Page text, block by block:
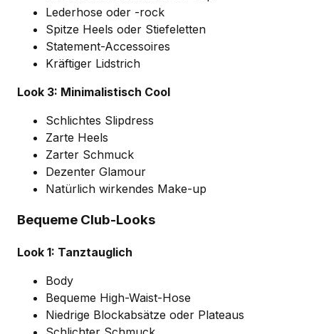
Lederhose oder -rock
Spitze Heels oder Stiefeletten
Statement-Accessoires
Kräftiger Lidstrich
Look 3: Minimalistisch Cool
Schlichtes Slipdress
Zarte Heels
Zarter Schmuck
Dezenter Glamour
Natürlich wirkendes Make-up
Bequeme Club-Looks
Look 1: Tanztauglich
Body
Bequeme High-Waist-Hose
Niedrige Blockabsätze oder Plateaus